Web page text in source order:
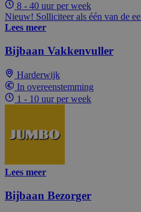
8 - 40 uur per week
Nieuw! Solliciteer als één van de
Lees meer
Bijbaan Vakkenvuller
Harderwijk
In overeenstemming
1 - 10 uur per week
Lees meer
Bijbaan Bezorger